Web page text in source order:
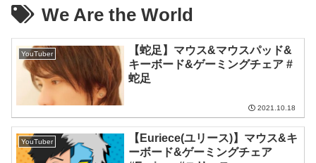
We Are the World
YouTuber
【蛇足】マウス&マウスパッド&
キーボード&ゲーミングチェア #
蛇足
2021.10.18
YouTuber
【Euriece(ユリース)】マウス&キ
ーボード&ゲーミングチェア